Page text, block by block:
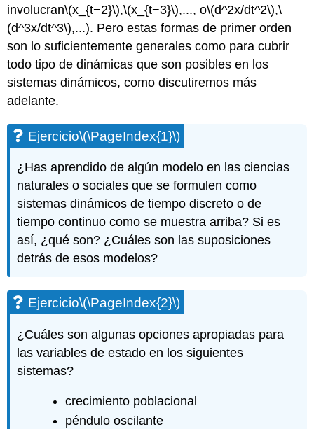
involucran\(x_{t−2}\),\(x_{t−3}\),..., o\(d^2x/dt^2\),\
(d^3x/dt^3\),...). Pero estas formas de primer orden
son lo suficientemente generales como para cubrir
todo tipo de dinámicas que son posibles en los
sistemas dinámicos, como discutiremos más
adelante.
Ejercicio\(\PageIndex{1}\)
¿Has aprendido de algún modelo en las ciencias
naturales o sociales que se formulen como
sistemas dinámicos de tiempo discreto o de
tiempo continuo como se muestra arriba? Si es
así, ¿qué son? ¿Cuáles son las suposiciones
detrás de esos modelos?
Ejercicio\(\PageIndex{2}\)
¿Cuáles son algunas opciones apropiadas para
las variables de estado en los siguientes
sistemas?
crecimiento poblacional
péndulo oscilante